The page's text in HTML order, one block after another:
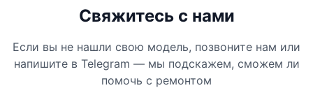
Свяжитесь с нами
Если вы не нашли свою модель, позвоните нам или
напишите в Telegram — мы подскажем, сможем ли
помочь с ремонтом